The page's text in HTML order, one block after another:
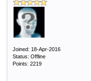
Joined: 18-Apr-2016
Status: Offline
Points: 2219